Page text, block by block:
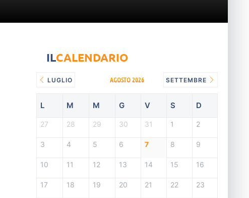
ILCALENDARIO
LUGLIO AGOSTO 2026 SETTEMBRE
L M M G V S D
27 28 29 30 31 1 2
3 4 5 6 7 8 9
10 11 12 13 14 15 16
17 18 19 20 21 22 23